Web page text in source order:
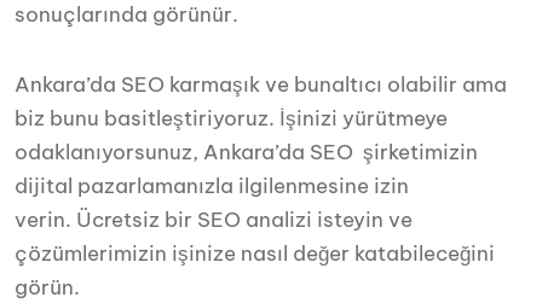
sonuçlarında görünür.
Ankara’da SEO karmaşık ve bunaltıcı olabilir ama
biz bunu basitleştiriyoruz. İşinizi yürütmeye
odaklanıyorsunuz, Ankara’da SEO şirketimizin
dijital pazarlamanızla ilgilenmesine izin
verin. Ücretsiz bir SEO analizi isteyin ve
çözümlerimizin işinize nasıl değer katabileceğini
görün.